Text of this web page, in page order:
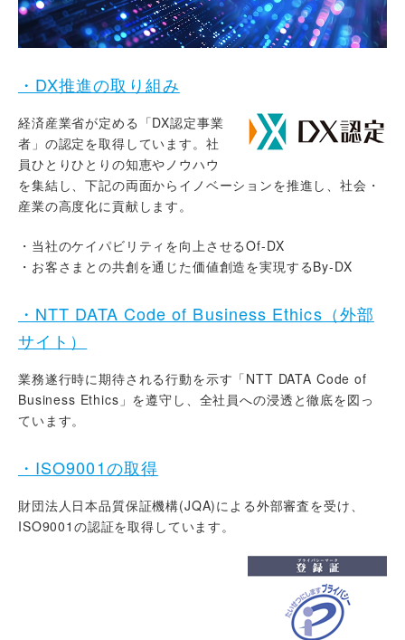
・DX推進の取り組み
経済産業省が定める「DX認定事業
者」の認定を取得しています。社
員ひとりひとりの知恵やノウハウ
を集結し、下記の両面からイノベーションを推進し、社会・
産業の高度化に貢献します。
・当社のケイパビリティを向上させるOf-DX
・お客さまとの共創を通じた価値創造を実現するBy-DX
・NTT DATA Code of Business Ethics（外部
サイト）
業務遂行時に期待される行動を示す「NTT DATA Code of
Business Ethics」を遵守し、全社員への浸透と徹底を図っ
ています。
・ISO9001の取得
財団法人日本品質保証機構(JQA)による外部審査を受け、
ISO9001の認証を取得しています。